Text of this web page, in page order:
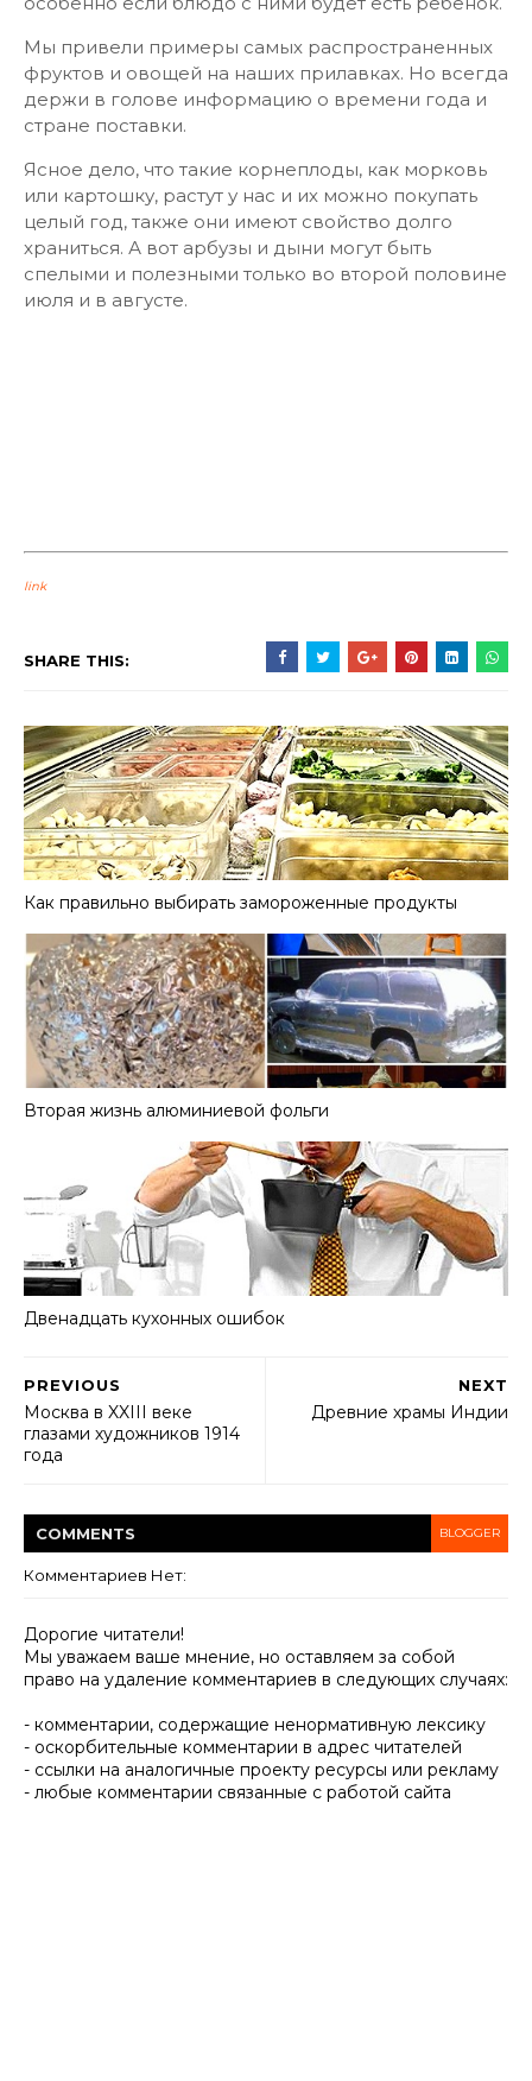
Мы привели примеры самых распространенных
фруктов и овощей на наших прилавках. Но всегда
держи в голове информацию о времени года и
стране поставки.
Ясное дело, что такие корнеплоды, как морковь
или картошку, растут у нас и их можно покупать
целый год, также они имеют свойство долго
храниться. А вот арбузы и дыни могут быть
спелыми и полезными только во второй половине
июля и в августе.
link
SHARE THIS:
Как правильно выбирать замороженные продукты
Вторая жизнь алюминиевой фольги
Двенадцать кухонных ошибок
NEXT
Древние храмы Индии
PREVIOUS
Москва в XXIII веке
глазами художников 1914
года
COMMENTS BLOGGER
Комментариев Нет:
Дорогие читатели!
Мы уважаем ваше мнение, но оставляем за собой
право на удаление комментариев в следующих случаях:
- комментарии, содержащие ненормативную лексику
- оскорбительные комментарии в адрес читателей
- ссылки на аналогичные проекту ресурсы или рекламу
- любые комментарии связанные с работой сайта